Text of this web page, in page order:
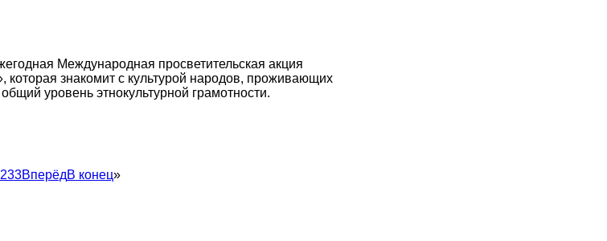
Международная просветительская акция
которая знакомит с культурой народов, проживающих
уровень этнокультурной грамотности.
33ВперёдВ конец»